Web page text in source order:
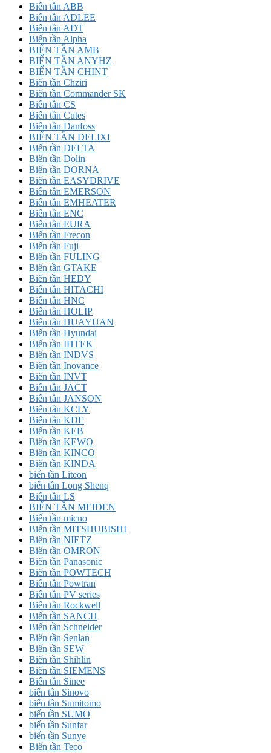
Biến tần ABB
Biến tần ADLEE
Biến tần ADT
Biến tần Alpha
BIẾN TẦN AMB
BIẾN TẦN ANYHZ
BIẾN TẦN CHINT
Biến tần Chziri
Biến tần Commander SK
Biến tần CS
Biến tần Cutes
Biến tần Danfoss
BIẾN TẦN DELIXI
Biến tần DELTA
Biến tần Dolin
Biến tần DORNA
Biến tần EASYDRIVE
Biến tần EMERSON
Biến tần EMHEATER
Biến tần ENC
Biến tần EURA
Biến tần Frecon
Biến tần Fuji
Biến tần FULING
Biến tần GTAKE
Biến tần HEDY
Biến tần HITACHI
Biến tần HNC
Biến tần HOLIP
Biến tần HUAYUAN
Biến tần Hyundai
Biến tần IHTEK
Biến tần INDVS
Biến tần Inovance
Biến tần INVT
Biến tần JACT
Biến tần JANSON
Biến tần KCLY
Biến tần KDE
Biến tần KEB
Biến tần KEWO
Biến tần KINCO
Biến tần KINDA
biến tần Liteon
biến tần Long Shenq
Biến tần LS
BIẾN TẦN MEIDEN
Biến tần micno
Biến tần MITSHUBISHI
Biến tần NIETZ
Biến tần OMRON
Biến tần Panasonic
Biến tần POWTECH
Biến tần Powtran
Biến tần PV series
Biến tần Rockwell
Biến tần SANCH
Biến tần Schneider
Biến tần Senlan
Biến tần SEW
Biến tần Shihlin
Biến tần SIEMENS
Biến tần Sinee
biến tần Sinovo
biến tần Sumitomo
biến tần SUMO
biến tần Sunfar
biến tần Sunye
Biến tần Teco